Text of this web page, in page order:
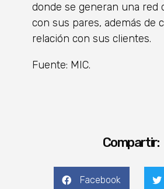
donde se generan una red
con sus pares, además de
relación con sus clientes.
Fuente: MIC.
Compartir:
Facebook